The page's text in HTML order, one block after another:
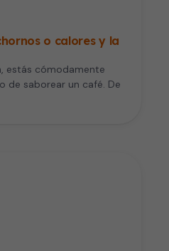
o calores y la
estás cómodamente
de saborear un café. De